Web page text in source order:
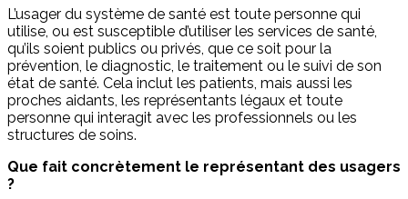
L’usager du système de santé est toute personne qui
utilise, ou est susceptible d’utiliser les services de santé,
qu’ils soient publics ou privés, que ce soit pour la
prévention, le diagnostic, le traitement ou le suivi de son
état de santé. Cela inclut les patients, mais aussi les
proches aidants, les représentants légaux et toute
personne qui interagit avec les professionnels ou les
structures de soins.
Que fait concrètement le représentant des usagers
?